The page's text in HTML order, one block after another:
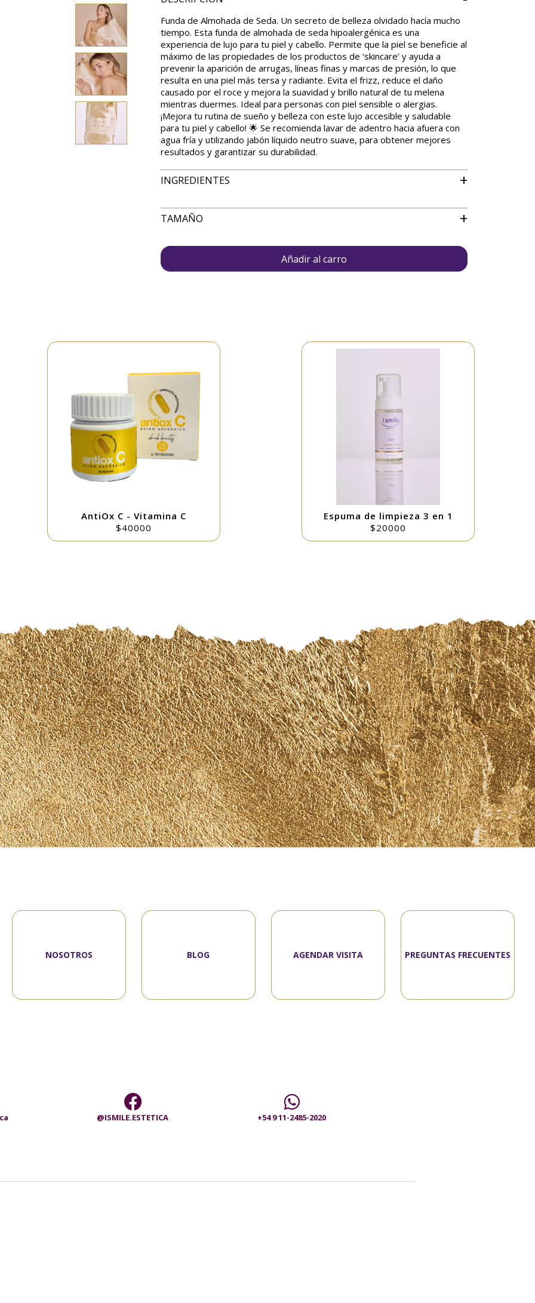
Seguir Comprando Ver Carro
Registrate Ahora
Funda de Almohada de Seda. Un secreto de belleza olvidado hacía mucho
tiempo. Esta funda de almohada de seda hipoalergénica es una
experiencia de lujo para tu piel y cabello. Permite que la piel se beneficie al
máximo de las propiedades de los productos de ‘skincare’ y ayuda a
prevenir la aparición de arrugas, líneas finas y marcas de presión, lo que
resulta en una piel más tersa y radiante. Evita el frizz, reduce el daño
causado por el roce y mejora la suavidad y brillo natural de tu melena
mientras duermes. Ideal para personas con piel sensible o alergias.
¡Mejora tu rutina de sueño y belleza con este lujo accesible y saludable
para tu piel y cabello! 🌟 Se recomienda lavar de adentro hacia afuera con
agua fría y utilizando jabón líquido neutro suave, para obtener mejores
resultados y garantizar su durabilidad.
INGREDIENTES +
TAMAÑO +
Añadir al carro
AntiOx C - Vitamina C
$40000
Espuma de limpieza 3 en 1
$20000
NOSOTROS BLOG AGENDAR VISITA PREGUNTAS FRECUENTES
@ISMILE.ESTETICA +54 9 11-2485-2020